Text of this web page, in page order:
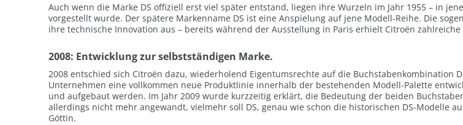
Auch wenn die Marke DS offiziell erst viel später entstand, liegen ihre Wurzeln im Jahr 1955 – in
vorgestellt wurde. Der spätere Markenname DS ist eine Anspielung auf jene Modell-Reihe. Die
ihre technische Innovation aus – bereits während der Ausstellung in Paris erhielt Citroën
2008: Entwicklung zur selbstständigen Marke.
2008 entschied sich Citroën dazu, wiederholend Eigentumsrechte auf die Buchstabenkombination
Unternehmen eine vollkommen neue Produktlinie innerhalb der bestehenden Modell-Palette
und aufgebaut werden. Im Jahr 2009 wurde kurzzeitig erklärt, die Bedeutung der beiden
allerdings nicht mehr angewandt, vielmehr soll DS, genau wie schon die historischen DS-Modelle
Göttin.